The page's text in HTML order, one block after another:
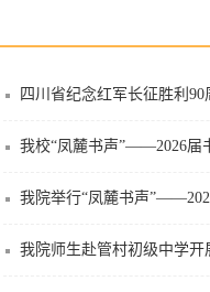
四川省纪念红军长征胜利
我院举行“凤麓书声
我院师生赴管村初级中学